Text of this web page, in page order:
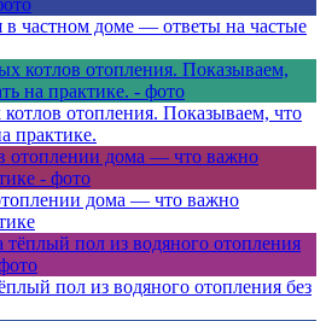
в частном доме — ответы на частые
отопления. Показываем, что
практике.
дома — что важно
пол из водяного отопления без